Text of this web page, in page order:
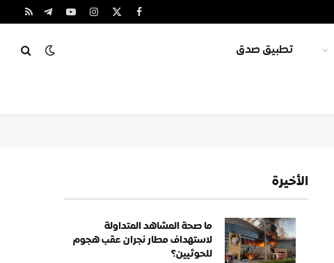
فيسبوك
X
الانستغراميوتيوبتيلقرامRSS
تطبيق صدق
الأخيرة
ما صحة المشاهد المتداولة
لاستهداف مطار نجران عقب هجوم
للحوثيين؟